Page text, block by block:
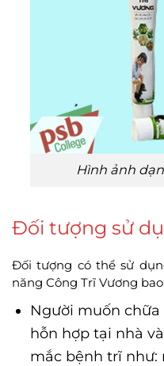
Hình ảnh
Đối tượng sử
Đối tượng có thể sử
năng Công Trĩ Vương
Người muốn
hỗn hợp tại nhà
mắc bệnh trĩ như: